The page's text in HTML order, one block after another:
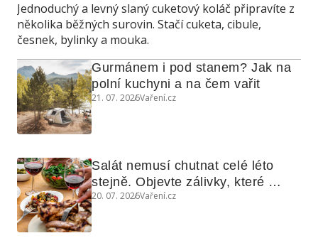
Jednoduchý a levný slaný cuketový koláč připravíte z
několika běžných surovin. Stačí cuketa, cibule,
česnek, bylinky a mouka.
Gurmánem i pod stanem? Jak na
polní kuchyni a na čem vařit
21. 07. 2026Vaření.cz
Salát nemusí chutnat celé léto
stejně. Objevte zálivky, které
využijete i na maso, nudle nebo
20. 07. 2026Vaření.cz